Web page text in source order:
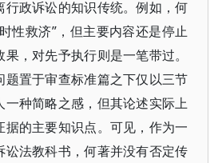
行政诉讼的知识传统。例如，何
性救济”，但主要内容还是停止
，对先予执行则是一笔带过。
题置于审查标准篇之下仅以三节
一种简略之感，但其论述实际上
的主要知识点。可见，作为一
讼法教科书，何著并没有否定传